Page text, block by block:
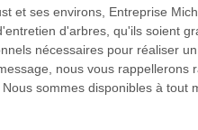
et ses environs, Entreprise
d'arbres, qu'ils soient
nécessaires pour réaliser
nous vous rappellerons
sommes disponibles à tout